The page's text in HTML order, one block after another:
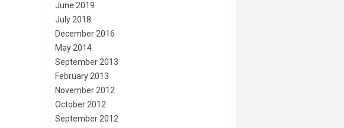
June 2019
July 2018
December 2016
May 2014
September 2013
February 2013
November 2012
October 2012
September 2012